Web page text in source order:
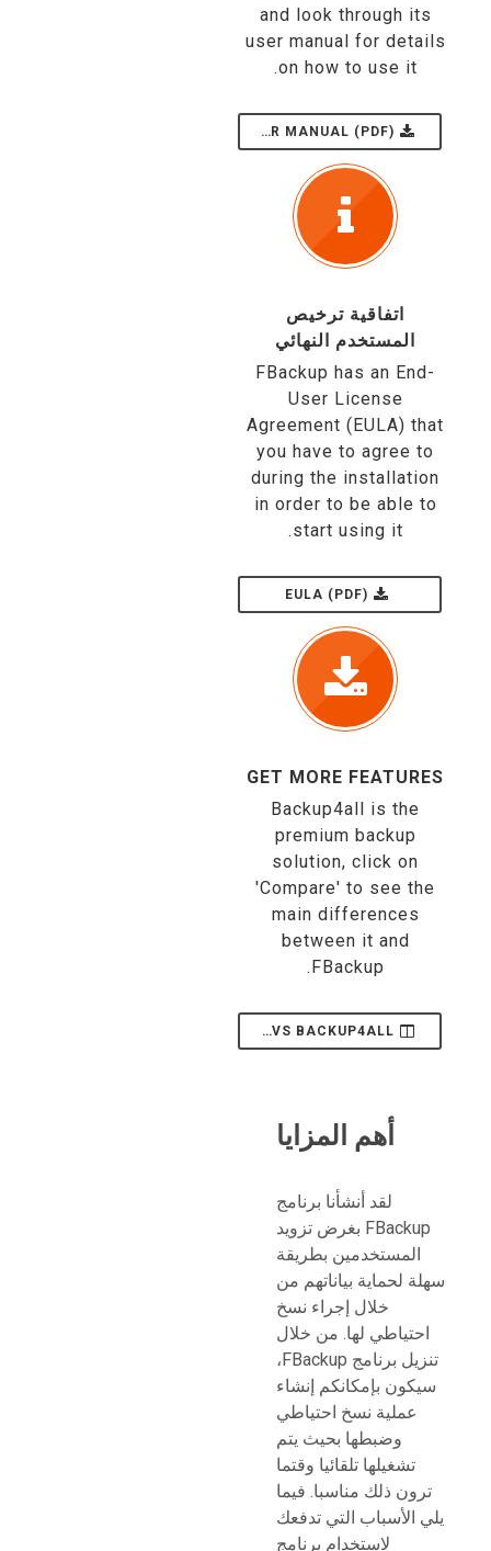
and look through its
user manual for details
on how to use it.
اتفاقية ترخيص
المستخدم النهائي
FBackup has an End-
User License
Agreement (EULA) that
you have to agree to
during the installation
in order to be able to
start using it.
GET MORE FEATURES
Backup4all is the
premium backup
solution, click on
'Compare' to see the
main differences
between it and
FBackup.
أهم المزايا
لقد أنشأنا برنامج
FBackup بغرض تزويد
المستخدمين بطريقة
سهلة لحماية بياناتهم من
خلال إجراء نسخ
احتياطي لها. من خلال
تنزيل برنامج FBackup،
سيكون بإمكانكم إنشاء
عملية نسخ احتياطي
وضبطها بحيث يتم
تشغيلها تلقائيا وقتما
ترون ذلك مناسبا. فيما
يلي الأسباب التي تدفعك
لاستخدام برنامج